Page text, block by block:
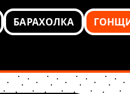
БАРАХОЛКА